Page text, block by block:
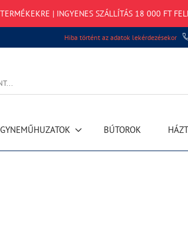
| INGYENES SZÁLLÍTÁS 18 000 FT
Hiba történt az adatok lekérdezésekor
BÚTOROK